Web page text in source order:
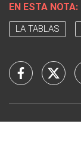
EN ESTA NOTA:
LA TABLAS